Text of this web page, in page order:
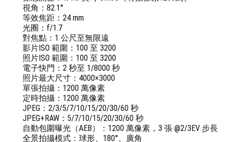
視角：82.1°
等效焦距：24 mm
光圈：f/1.7
對焦點：1 公尺至無限遠
影片ISO 範圍：100 至 3200
照片ISO 範圍：100 至 3200
電子快門：2 秒至 1/8000 秒
照片最大尺寸：4000×3000
單張拍攝：1200 萬像素
定時拍攝：1200 萬像素
JPEG：2/3/5/7/10/15/20/30/60 秒
JPEG+RAW：5/7/10/15/20/30/60 秒
自動包圍曝光（AEB）：1200 萬像素，3 張 @2/3EV 步長
全景拍攝模式：球形、180°、廣角